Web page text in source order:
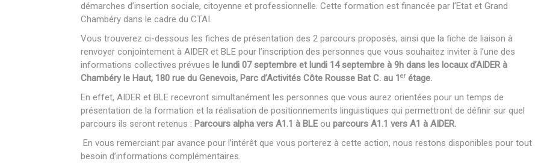
démarches d’insertion sociale, citoyenne et professionnelle. Cette formation est financée par l’Etat et Grand
Chambéry dans le cadre du CTAI.
Vous trouverez ci-dessous les fiches de présentation des 2 parcours proposés, ainsi que la fiche de liaison à
renvoyer conjointement à AIDER et BLE pour l’inscription des personnes que vous souhaitez inviter à l’une des
informations collectives prévues le lundi 07 septembre et lundi 14 septembre à 9h dans les locaux d’AIDER à
Chambéry le Haut, 180 rue du Genevois, Parc d’Activités Côte Rousse Bat C. au 1er étage.
En effet, AIDER et BLE recevront simultanément les personnes que vous aurez orientées pour un temps de
présentation de la formation et la réalisation de positionnements linguistiques qui permettront de définir sur quel
parcours ils seront retenus : Parcours alpha vers A1.1 à BLE ou parcours A1.1 vers A1 à AIDER.
En vous remerciant par avance pour l’intérêt que vous porterez à cette action, nous restons disponibles pour tout
besoin d’informations complémentaires.